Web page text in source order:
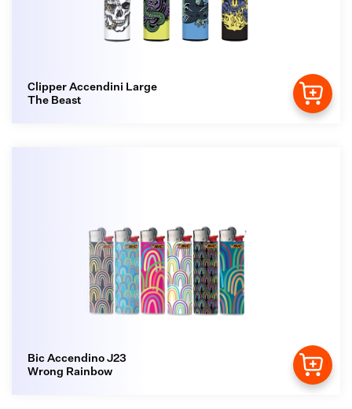
Clipper Accendini Large
The Beast
Bic Accendino J23
Wrong Rainbow